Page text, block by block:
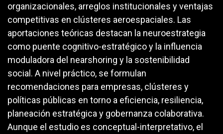
organizacionales, arreglos institucionales y ventajas
competitivas en clústeres aeroespaciales. Las
aportaciones teóricas destacan la neuroestrategia
como puente cognitivo-estratégico y la influencia
moduladora del nearshoring y la sostenibilidad
social. A nivel práctico, se formulan
recomendaciones para empresas, clústeres y
políticas públicas en torno a eficiencia, resiliencia,
planeación estratégica y gobernanza colaborativa.
Aunque el estudio es conceptual-interpretativo, el